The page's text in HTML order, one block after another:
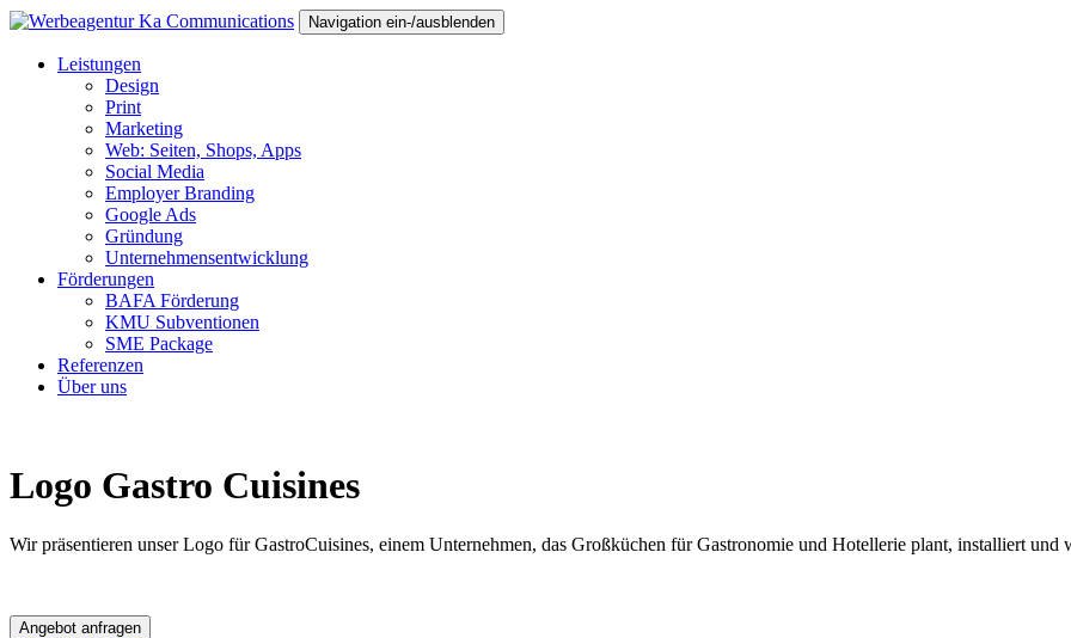
Navigation ein-/ausblenden
Leistungen
Design
Print
Marketing
Web: Seiten, Shops, Apps
Social Media
Employer Branding
Google Ads
Gründung
Unternehmensentwicklung
Förderungen
BAFA Förderung
KMU Subventionen
SME Package
Referenzen
Über uns
Logo Gastro Cuisines
Wir präsentieren unser Logo für GastroCuisines, einem Unternehmen, das Großküchen für Gastronomie und Hotellerie plant, installiert und
Angebot anfragen